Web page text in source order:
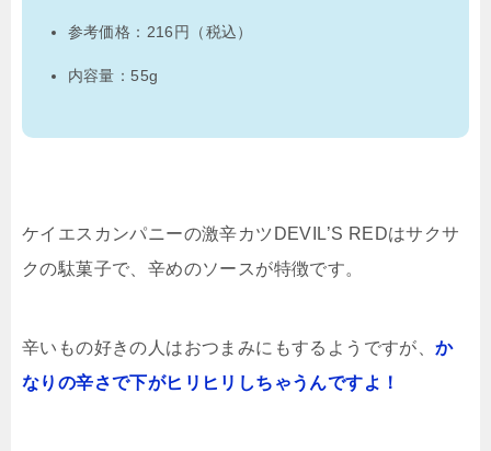
参考価格：216円（税込）
内容量：55g
ケイエスカンパニーの激辛カツDEVIL’S REDはサクサ
クの駄菓子で、辛めのソースが特徴です。
辛いもの好きの人はおつまみにもするようですが、か
なりの辛さで下がヒリヒリしちゃうんですよ！